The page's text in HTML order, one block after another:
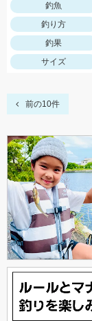
釣魚
釣り方
釣果
サイズ
前の10件